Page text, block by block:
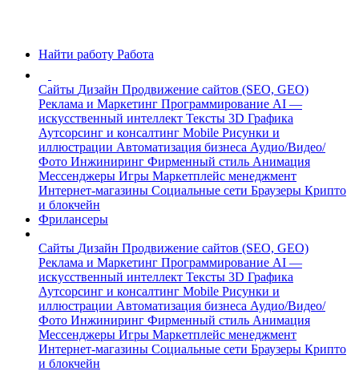
Найти работу Работа
Сайты Дизайн Продвижение сайтов (SEO, GEO)
Реклама и Маркетинг Программирование AI —
искусственный интеллект Тексты 3D Графика
Аутсорсинг и консалтинг Mobile Рисунки и
иллюстрации Автоматизация бизнеса Аудио/Видео/
Фото Инжиниринг Фирменный стиль Анимация
Мессенджеры Игры Маркетплейс менеджмент
Интернет-магазины Социальные сети Браузеры Крипто
и блокчейн
Фрилансеры
Сайты Дизайн Продвижение сайтов (SEO, GEO)
Реклама и Маркетинг Программирование AI —
искусственный интеллект Тексты 3D Графика
Аутсорсинг и консалтинг Mobile Рисунки и
иллюстрации Автоматизация бизнеса Аудио/Видео/
Фото Инжиниринг Фирменный стиль Анимация
Мессенджеры Игры Маркетплейс менеджмент
Интернет-магазины Социальные сети Браузеры Крипто
и блокчейн